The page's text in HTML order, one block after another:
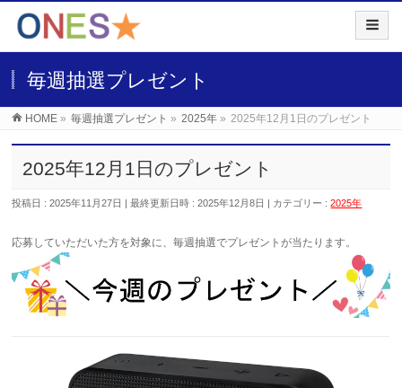
毎週抽選プレゼント
HOME » 毎週抽選プレゼント » 2025年 » 2025年12月1日のプレゼント
2025年12月1日のプレゼント
投稿日 : 2025年11月27日 最終更新日時 : 2025年12月8日 カテゴリー :2025年
応募していただいた方を対象に、毎週抽選でプレゼントが当たります。